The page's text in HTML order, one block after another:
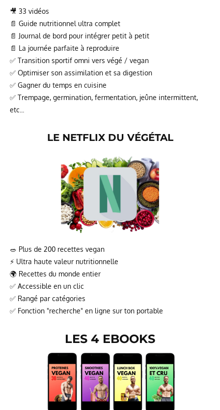
🎥 33 vidéos
📄 Guide nutritionnel ultra complet
📄 Journal de bord pour intégrer petit à petit
📄 La journée parfaite à reproduire
✅ Transition sportif omni vers végé / vegan
✅ Optimiser son assimilation et sa digestion
✅ Gagner du temps en cuisine
✅ Trempage, germination, fermentation, jeûne intermittent,
etc...
LE NETFLIX DU VÉGÉTAL
🥗 Plus de 200 recettes vegan
⚡ Ultra haute valeur nutritionnelle
🌍 Recettes du monde entier
✅ Accessible en un clic
✅ Rangé par catégories
✅ Fonction "recherche" en ligne sur ton portable
LES 4 EBOOKS